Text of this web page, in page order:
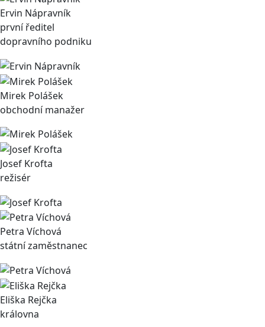
Ervin Nápravník
první ředitel
dopravního podniku
Mirek Polášek
obchodní manažer
Josef Krofta
režisér
Petra Víchová
státní zaměstnanec
Eliška Rejčka
královna